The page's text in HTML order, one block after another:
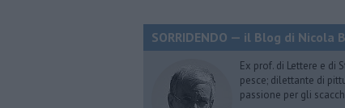
SORRIDENDO — il Blog di Nicola
Ex prof. di Lettere e di
pesce; dilettante di
passione per gli